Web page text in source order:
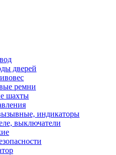
дверей
ремни
шахты
индикаторы
выключатели